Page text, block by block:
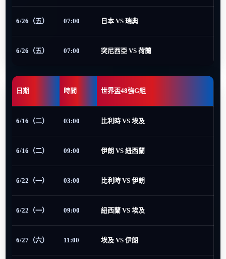
6/26（五） 07:00 日本 VS 瑞典
6/26（五） 07:00 突尼西亞 VS 荷蘭
日期 時間 世界盃48強G組
6/16（二） 03:00 比利時 VS 埃及
6/16（二） 09:00 伊朗 VS 紐西蘭
6/22（一） 03:00 比利時 VS 伊朗
6/22（一） 09:00 紐西蘭 VS 埃及
6/27（六） 11:00 埃及 VS 伊朗